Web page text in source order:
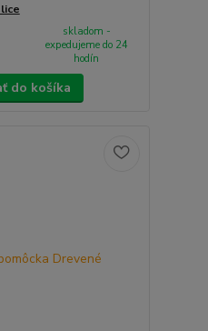
skladom -
expedujeme do 24
hodín
do košíka